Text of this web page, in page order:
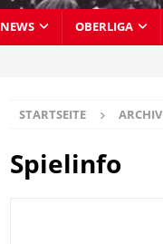
NEWS OBERLIGA
STARTSEITE ARCHIV
Spielinfo